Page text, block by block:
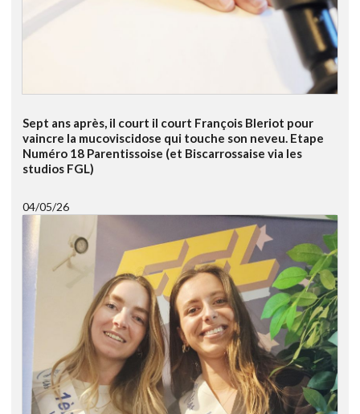
Sept ans après, il court il court François Bleriot pour
vaincre la mucoviscidose qui touche son neveu. Etape
Numéro 18 Parentissoise (et Biscarrossaise via les
studios FGL)
04/05/26